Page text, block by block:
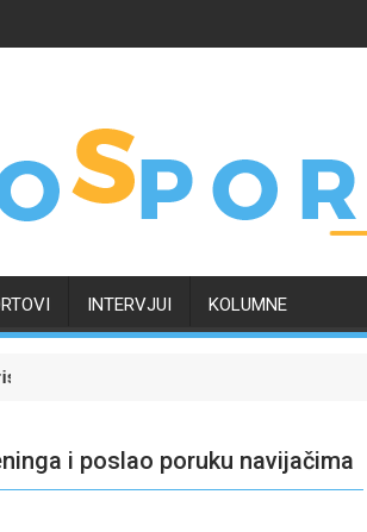
INTERVJUI KOLUMNE
za kvalifikaciju u Ligu prvaka
uz poklon tiket: Zvezda protiv
i poslao poruku navijačima